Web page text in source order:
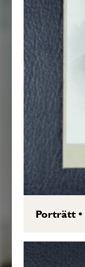
Porträtt•